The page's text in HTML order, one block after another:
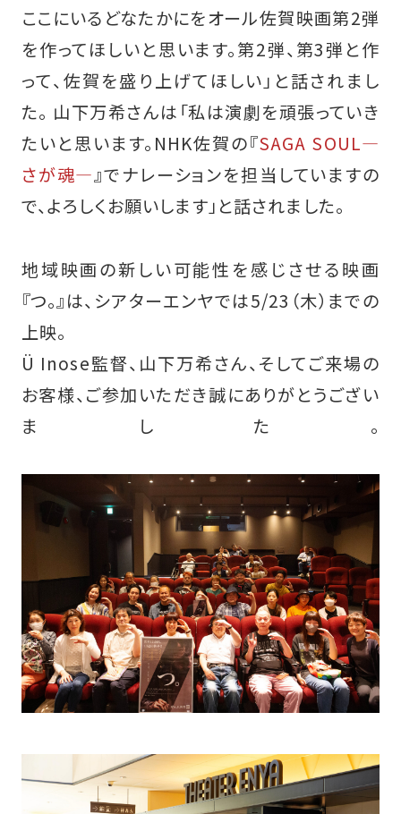
ここにいるどなたかにをオール佐賀映画第2弾
を作ってほしいと思います。第2弾、第3弾と作
って、佐賀を盛り上げてほしい」と話されまし
た。 山下万希さんは「私は演劇を頑張っていき
たいと思います。NHK佐賀の『SAGA SOUL―
さが魂―』でナレーションを担当していますの
で、よろしくお願いします」と話されました。
地域映画の新しい可能性を感じさせる映画
『つ。』は、シアターエンヤでは5/23（木）までの
上映。
Ü Inose監督、山下万希さん、そしてご来場の
お客様、ご参加いただき誠にありがとうござい
ました。